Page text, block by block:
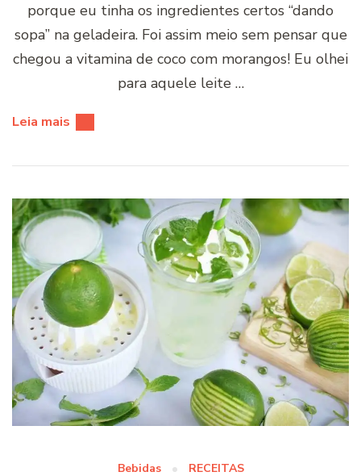
porque eu tinha os ingredientes certos “dando
sopa” na geladeira. Foi assim meio sem pensar que
chegou a vitamina de coco com morangos! Eu olhei
para aquele leite …
Leia mais
Bebidas RECEITAS